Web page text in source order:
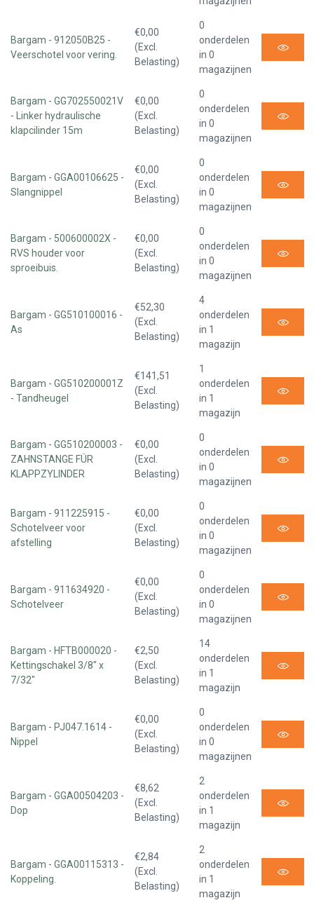
Bargam - 912050B25 -
Veerschotel voor vering.
€0,00
(Excl.
Belasting)
0
onderdelen
in 0
magazijnen
Bargam - GG702550021V
- Linker hydraulische
klapcilinder 15m
€0,00
(Excl.
Belasting)
0
onderdelen
in 0
magazijnen
Bargam - GGA00106625 -
Slangnippel
€0,00
(Excl.
Belasting)
0
onderdelen
in 0
magazijnen
Bargam - 500600002X -
RVS houder voor
sproeibuis.
€0,00
(Excl.
Belasting)
0
onderdelen
in 0
magazijnen
Bargam - GG510100016 -
As
€52,30
(Excl.
Belasting)
4
onderdelen
in 1
magazijn
Bargam - GG510200001Z
- Tandheugel
€141,51
(Excl.
Belasting)
1
onderdelen
in 1
magazijn
Bargam - GG510200003 -
ZAHNSTANGE FÜR
KLAPPZYLINDER
€0,00
(Excl.
Belasting)
0
onderdelen
in 0
magazijnen
Bargam - 911225915 -
Schotelveer voor
afstelling
€0,00
(Excl.
Belasting)
0
onderdelen
in 0
magazijnen
Bargam - 911634920 -
Schotelveer
€0,00
(Excl.
Belasting)
0
onderdelen
in 0
magazijnen
Bargam - HFTB000020 -
Kettingschakel 3/8" x
7/32"
€2,50
(Excl.
Belasting)
14
onderdelen
in 1
magazijn
Bargam - PJ047.1614 -
Nippel
€0,00
(Excl.
Belasting)
0
onderdelen
in 0
magazijnen
Bargam - GGA00504203 -
Dop
€8,62
(Excl.
Belasting)
2
onderdelen
in 1
magazijn
Bargam - GGA00115313 -
Koppeling.
€2,84
(Excl.
Belasting)
2
onderdelen
in 1
magazijn